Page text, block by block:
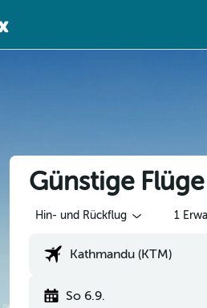
Günstige
Hin- und Rückflug 1
So 6.9.